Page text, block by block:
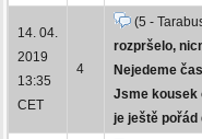
14. 04.
2019
13:35
CET
4
(5 -
rozpršelo,
Nejedeme
Jsme kousek
je ještě pořád